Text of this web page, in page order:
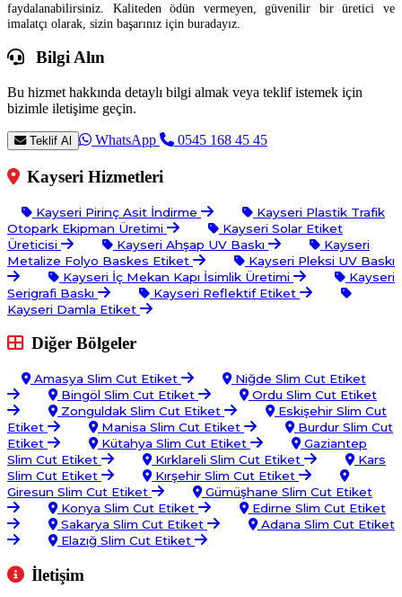
faydalanabilirsiniz. Kaliteden ödün vermeyen, güvenilir bir üretici ve
imalatçı olarak, sizin başarınız için buradayız.
Bilgi Alın
Bu hizmet hakkında detaylı bilgi almak veya teklif istemek için
bizimle iletişime geçin.
Teklif Al WhatsApp 0545 168 45 45
Kayseri Hizmetleri
Kayseri Pirinç Asit İndirme
Kayseri Plastik Trafik
Otopark Ekipman Üretimi
Kayseri Solar Etiket
Üreticisi
Kayseri Ahşap UV Baskı
Kayseri
Metalize Folyo Baskes Etiket
Kayseri Pleksi UV Baskı
Kayseri İç Mekan Kapı İsimlik Üretimi
Kayseri
Serigrafi Baskı
Kayseri Reflektif Etiket
Kayseri Damla Etiket
Diğer Bölgeler
Amasya Slim Cut Etiket
Niğde Slim Cut Etiket
Bingöl Slim Cut Etiket
Ordu Slim Cut Etiket
Zonguldak Slim Cut Etiket
Eskişehir Slim Cut
Etiket
Manisa Slim Cut Etiket
Burdur Slim Cut
Etiket
Kütahya Slim Cut Etiket
Gaziantep
Slim Cut Etiket
Kırklareli Slim Cut Etiket
Kars
Slim Cut Etiket
Kırşehir Slim Cut Etiket
Giresun Slim Cut Etiket
Gümüşhane Slim Cut Etiket
Konya Slim Cut Etiket
Edirne Slim Cut Etiket
Sakarya Slim Cut Etiket
Adana Slim Cut Etiket
Elazığ Slim Cut Etiket
İletişim